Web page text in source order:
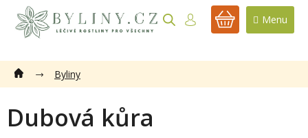
obsah
NÁKUPNÍ
Byliny
Dubová kůra